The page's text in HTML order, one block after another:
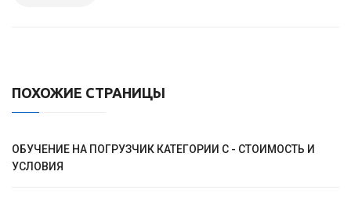
ПОХОЖИЕ СТРАНИЦЫ
ОБУЧЕНИЕ НА ПОГРУЗЧИК КАТЕГОРИИ C - СТОИМОСТЬ И
УСЛОВИЯ